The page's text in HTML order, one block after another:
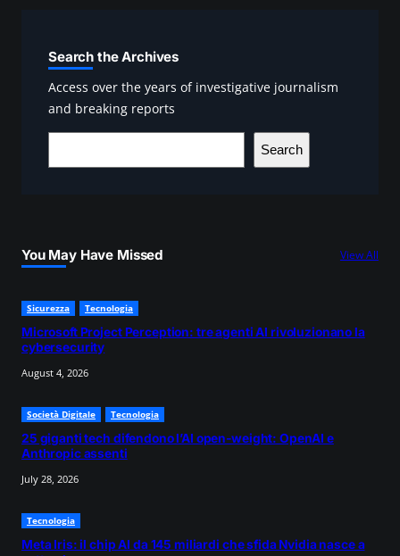
Search the Archives
Access over the years of investigative journalism
and breaking reports
e
h
Search
You May Have Missed View All
Sicurezza Tecnologia
Microsoft Project Perception: tre agenti AI rivoluzionano la
cybersecurity
August 4, 2026
Società Digitale Tecnologia
25 giganti tech difendono l’AI open-weight: OpenAI e
Anthropic assenti
July 28, 2026
Tecnologia
Meta Iris: il chip AI da 145 miliardi che sfida Nvidia nasce a